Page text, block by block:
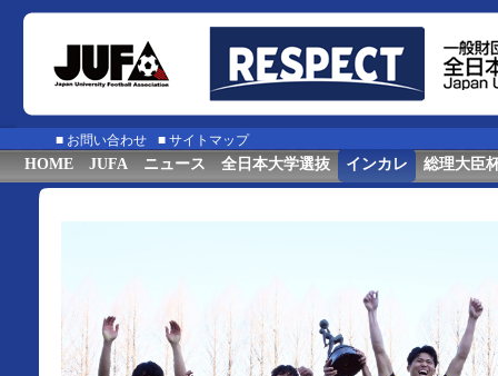
■ お問い合わせ ■ サイトマップ
HOME JUFA ニュース 全日本大学選抜 インカレ 総理大臣